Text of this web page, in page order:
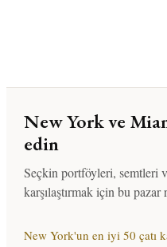
New York ve
edin
Seçkin portföyleri, semtleri
karşılaştırmak için bu
New York'un en iyi 50 çatı